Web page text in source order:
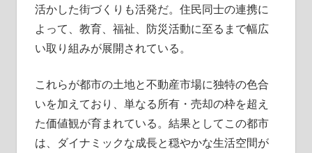
活かした街づくりも活発だ。住民同士の連携に
よって、教育、福祉、防災活動に至るまで幅広
い取り組みが展開されている。
これらが都市の土地と不動産市場に独特の色合
いを加えており、単なる所有・売却の枠を超え
た価値観が育まれている。結果としてこの都市
は、ダイナミックな成長と穏やかな生活空間が